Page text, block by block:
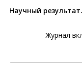
Научный
Журнал